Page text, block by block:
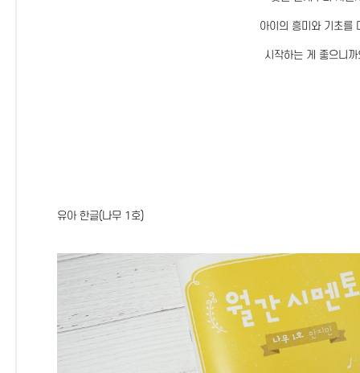
아이의 흥미와 기초를
시작하는 게 좋으니
유아 한글(나무 1호)